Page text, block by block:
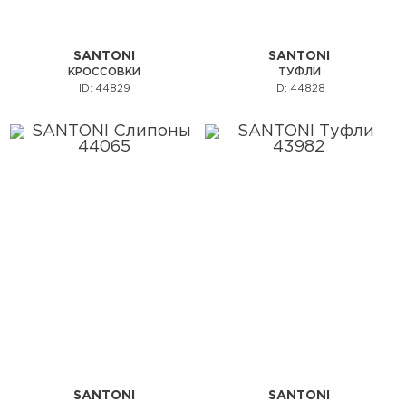
SANTONI
КРОССОВКИ
ID: 44829
SANTONI
ТУФЛИ
ID: 44828
SANTONI SANTONI